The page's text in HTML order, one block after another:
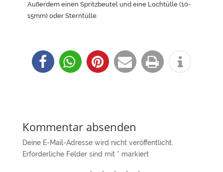
Außerdem einen Spritzbeutel und eine Lochtülle (10-
15mm) oder Sterntülle.
Kommentar absenden
Deine E-Mail-Adresse wird nicht veröffentlicht.
Erforderliche Felder sind mit * markiert